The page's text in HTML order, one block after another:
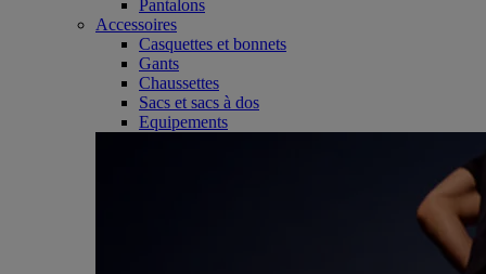
Pantalons
Accessoires
Casquettes et bonnets
Gants
Chaussettes
Sacs et sacs à dos
Equipements